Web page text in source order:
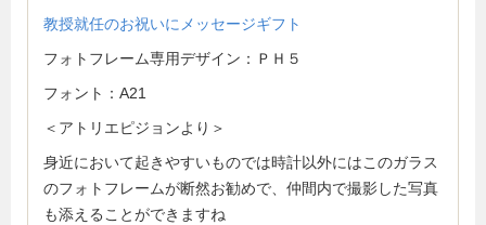
教授就任のお祝いにメッセージギフト
フォトフレーム専用デザイン：ＰＨ５
フォント：A21
＜アトリエピジョンより＞
身近において起きやすいものでは時計以外にはこのガラス
のフォトフレームが断然お勧めで、仲間内で撮影した写真
も添えることができますね